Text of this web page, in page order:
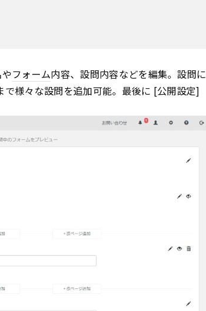
フォーム内容、設問内容などを編集。設問に
様々な設問を追加可能。最後に [公開設定]